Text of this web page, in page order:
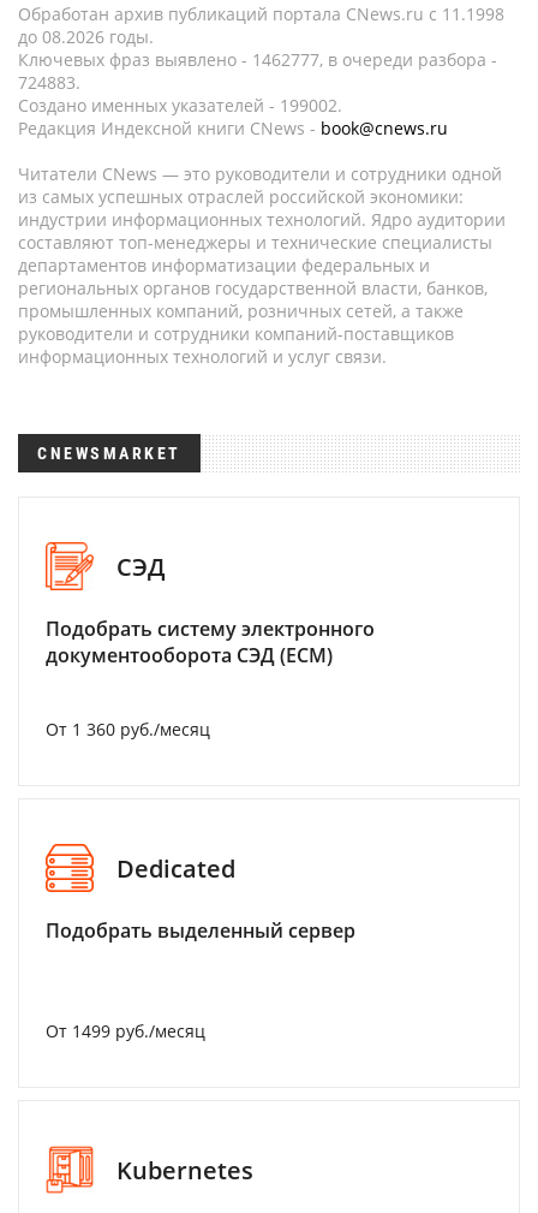
Обработан архив публикаций портала CNews.ru c 11.1998
до 08.2026 годы.
Ключевых фраз выявлено - 1462777, в очереди разбора -
724883.
Создано именных указателей - 199002.
Редакция Индексной книги CNews - book@cnews.ru
Читатели CNews — это руководители и сотрудники одной
из самых успешных отраслей российской экономики:
индустрии информационных технологий. Ядро аудитории
составляют топ-менеджеры и технические специалисты
департаментов информатизации федеральных и
региональных органов государственной власти, банков,
промышленных компаний, розничных сетей, а также
руководители и сотрудники компаний-поставщиков
информационных технологий и услуг связи.
CNEWSMARKET
СЭД
Подобрать систему электронного
документооборота СЭД (ECM)
От 1 360 руб./месяц
Dedicated
Подобрать выделенный сервер
От 1499 руб./месяц
Kubernetes